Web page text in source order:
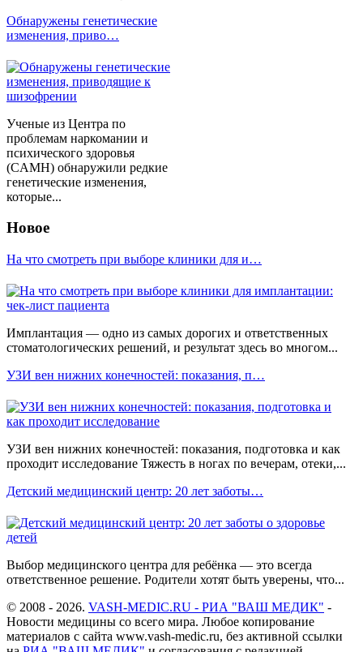
Обнаружены генетические
изменения, приво…
Ученые из Центра по
проблемам наркомании и
психического здоровья
(CAMH) обнаружили редкие
генетические изменения,
которые...
Новое
На что смотреть при выборе клиники для и…
Имплантация — одно из самых дорогих и ответственных
стоматологических решений, и результат здесь во многом...
УЗИ вен нижних конечностей: показания, п…
УЗИ вен нижних конечностей: показания, подготовка и как
проходит исследование Тяжесть в ногах по вечерам, отеки,...
Детский медицинский центр: 20 лет заботы…
Выбор медицинского центра для ребёнка — это всегда
ответственное решение. Родители хотят быть уверены, что...
© 2008 - 2026. VASH-MEDIC.RU - РИА "ВАШ МЕДИК" -
Новости медицины со всего мира. Любое копирование
материалов с сайта www.vash-medic.ru, без активной ссылки